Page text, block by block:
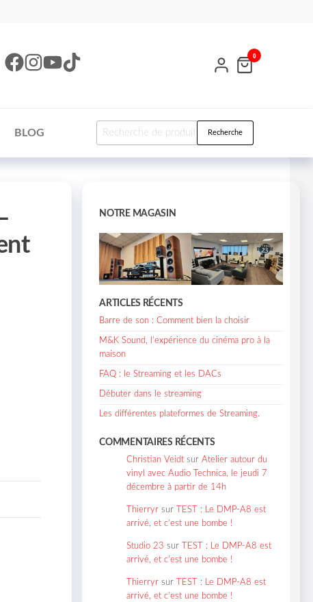
0
BLOG Recherche
NOTRE MAGASIN
ARTICLES RÉCENTS
Barre de son : Comment bien la choisir
M&K Sound, l’expérience du cinéma pro à la
maison
FAQ : le Streaming et les DACs
Débuter dans le streaming
Les différentes plateformes de Streaming.
COMMENTAIRES RÉCENTS
Christian Veidt surAtelier autour du
vinyl avec Audio Technica, le jeudi 7
décembre à partir de 14h
Thierryr sur
TEST : Le DMP-A8 est
arrivé, et c’est une bombe !
Studio 23 sur
TEST : Le DMP-A8 est
arrivé, et c’est une bombe !
Thierryr sur
TEST : Le DMP-A8 est
arrivé, et c’est une bombe !